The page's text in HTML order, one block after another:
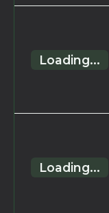
Loading...
Loading...